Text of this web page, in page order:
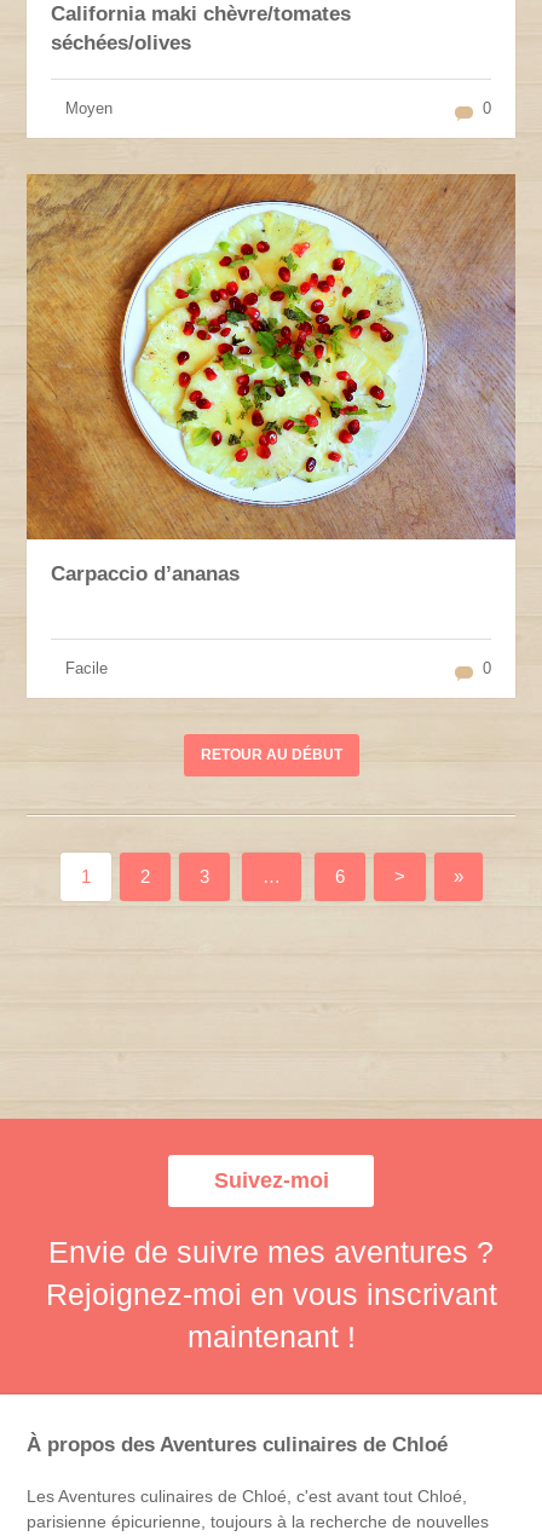
California maki chèvre/tomates
séchées/olives
Moyen 0
Carpaccio d’ananas
Facile 0
RETOUR AU DÉBUT
1 2 3 … 6 > »
Suivez-moi
Envie de suivre mes aventures ?
Rejoignez-moi en vous inscrivant
maintenant !
À propos des Aventures culinaires de Chloé
Les Aventures culinaires de Chloé, c'est avant tout Chloé,
parisienne épicurienne, toujours à la recherche de nouvelles